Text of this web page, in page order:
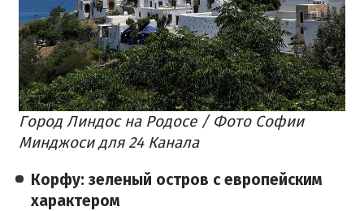
Город Линдос на Родосе / Фото Софии
Минджоси для 24 Канала
Корфу: зеленый остров с европейским
характером